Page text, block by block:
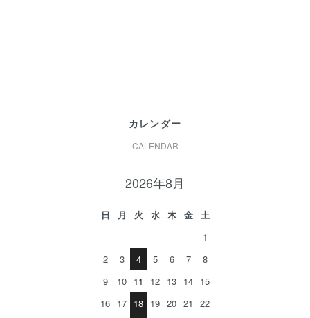
カレンダー
CALENDAR
2026年8月
日 月 火 水 木 金
土
1
2
3 4 5 6 7
8
9
10 11 12 13 14 15
16 17 18 19 20 21
22